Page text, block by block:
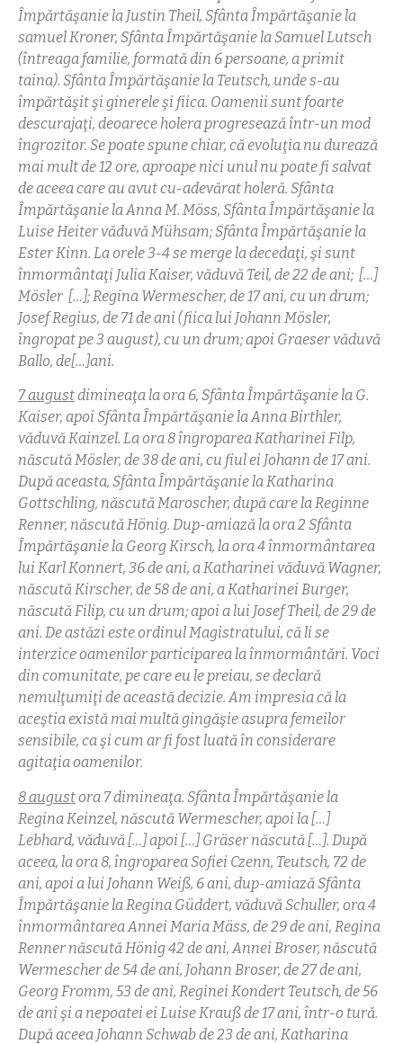
Împărtăşanie la Justin Theil, Sfânta Împărtăşanie la
samuel Kroner, Sfânta Împărtăşanie la Samuel Lutsch
(întreaga familie, formată din 6 persoane, a primit
taina). Sfânta Împărtăşanie la Teutsch, unde s-au
împărtăşit şi ginerele şi fiica. Oamenii sunt foarte
descurajaţi, deoarece holera progresează într-un mod
îngrozitor. Se poate spune chiar, că evoluţia nu durează
mai mult de 12 ore, aproape nici unul nu poate fi salvat
de aceea care au avut cu-adevărat holeră. Sfânta
Împărtăşanie la Anna M. Möss, Sfânta Împărtăşanie la
Luise Heiter văduvă Mühsam; Sfânta Împărtăşanie la
Ester Kinn. La orele 3-4 se merge la decedaţi, şi sunt
înmormântaţi Julia Kaiser, văduvă Teil, de 22 de ani; […]
Mösler […]; Regina Wermescher, de 17 ani, cu un drum;
Josef Regius, de 71 de ani (fiica lui Johann Mösler,
îngropat pe 3 august), cu un drum; apoi Graeser văduvă
Ballo, de[…]ani.
7 augustdimineaţa la ora 6, Sfânta Împărtăşanie la G.
Kaiser, apoi Sfânta Împărtăşanie la Anna Birthler,
văduvă Kainzel. La ora 8 îngroparea Katharinei Filp,
născută Mösler, de 38 de ani, cu fiul ei Johann de 17 ani.
După aceasta, Sfânta Împărtăşanie la Katharina
Gottschling, născută Maroscher, după care la Reginne
Renner, născută Hönig. Dup-amiază la ora 2 Sfânta
Împărtăşanie la Georg Kirsch, la ora 4 înmormântarea
lui Karl Konnert, 36 de ani, a Katharinei văduvă Wagner,
născută Kirscher, de 58 de ani, a Katharinei Burger,
născută Filip, cu un drum; apoi a lui Josef Theil, de 29 de
ani. De astăzi este ordinul Magistratului, că li se
interzice oamenilor participarea la înmormântări. Voci
din comunitate, pe care eu le preiau, se declară
nemulţumiţi de această decizie. Am impresia că la
aceştia există mai multă gingăşie asupra femeilor
sensibile, ca şi cum ar fi fost luată în considerare
agitaţia oamenilor.
8 augustora 7 dimineaţa. Sfânta Împărtăşanie la
Regina Keinzel, născută Wermescher, apoi la […]
Lebhard, văduvă […] apoi […] Gräser născută […]. După
aceea, la ora 8, îngroparea Sofiei Czenn, Teutsch, 72 de
ani, apoi a lui Johann Weiß, 6 ani, dup-amiază Sfânta
Împărtăşanie la Regina Güddert, văduvă Schuller, ora 4
înmormântarea Annei Maria Mäss, de 29 de ani, Regina
Renner născută Hönig42 de ani, Annei Broser, născută
Wermescher de 54 de ani, Johann Broser, de 27 de ani,
Georg Fromm, 53 de ani, Reginei Kondert Teutsch, de 56
de ani şi a nepoatei ei Luise Krauß de 17 ani, într-o tură.
După aceea Johann Schwab de 23 de ani, Katharina